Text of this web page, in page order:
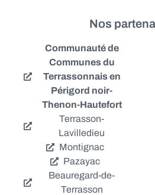
Nos
Communauté de
Communes du
Terrassonnais en
Périgord noir-
Thenon-Hautefort
Terrasson-
Lavilledieu
Montignac
Pazayac
Beauregard-de-
Terrasson